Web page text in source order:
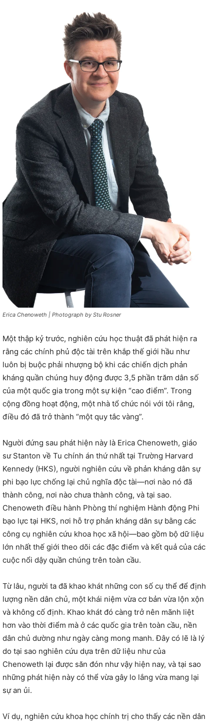
Erica Chenoweth | Photograph by Stu Rosner
Một thập kỷ trước, nghiên cứu học thuật đã phát hiện ra
rằng các chính phủ độc tài trên khắp thế giới hầu như
luôn bị buộc phải nhượng bộ khi các chiến dịch phản
kháng quần chúng huy động được 3,5 phần trăm dân số
của một quốc gia trong một sự kiện “cao điểm”. Trong
cộng đồng hoạt động, một nhà tổ chức nói với tôi rằng,
điều đó đã trở thành “một quy tắc vàng”.
Người đứng sau phát hiện này là Erica Chenoweth, giáo
sư Stanton về Tu chính án thứ nhất tại Trường Harvard
Kennedy (HKS), người nghiên cứu về phản kháng dân sự
phi bạo lực chống lại chủ nghĩa độc tài—nơi nào nó đã
thành công, nơi nào chưa thành công, và tại sao.
Chenoweth điều hành Phòng thí nghiệm Hành động Phi
bạo lực tại HKS, nơi hỗ trợ phản kháng dân sự bằng các
công cụ nghiên cứu khoa học xã hội—bao gồm bộ dữ liệu
lớn nhất thế giới theo dõi các đặc điểm và kết quả của các
cuộc nổi dậy quần chúng trên toàn cầu.
Từ lâu, người ta đã khao khát những con số cụ thể để định
lượng nền dân chủ, một khái niệm vừa cơ bản vừa lộn xộn
và không cố định. Khao khát đó càng trở nên mãnh liệt
hơn vào thời điểm mà ở các quốc gia trên toàn cầu, nền
dân chủ dường như ngày càng mong manh. Đây có lẽ là lý
do tại sao nghiên cứu dựa trên dữ liệu như của
Chenoweth lại được săn đón như vậy hiện nay, và tại sao
những phát hiện này có thể vừa gây lo lắng vừa mang lại
sự an ủi.
Ví dụ, nghiên cứu khoa học chính trị cho thấy các nền dân